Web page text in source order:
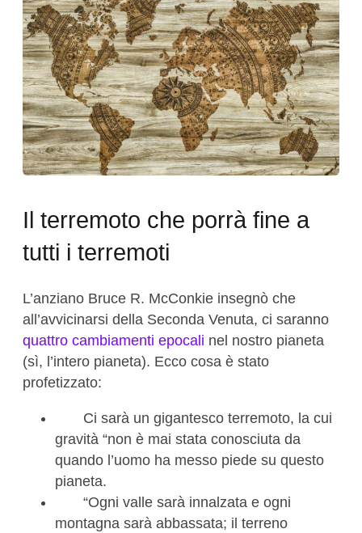
Il terremoto che porrà fine a
tutti i terremoti
L’anziano Bruce R. McConkie insegnò che
all’avvicinarsi della Seconda Venuta, ci saranno
quattro cambiamenti epocali nel nostro pianeta
(sì, l’intero pianeta). Ecco cosa è stato
profetizzato:
Ci sarà un gigantesco terremoto, la cui
gravità “non è mai stata conosciuta da
quando l’uomo ha messo piede su questo
pianeta.
“Ogni valle sarà innalzata e ogni
montagna sarà abbassata; il terreno